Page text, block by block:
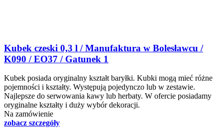
Kubek czeski 0,3 l / Manufaktura w Bolesławcu /
K090 / EO37 / Gatunek 1
Kubek posiada oryginalny kształt baryłki. Kubki mogą mieć różne
pojemności i kształty. Występują pojedynczo lub w zestawie.
Najlepsze do serwowania kawy lub herbaty. W ofercie posiadamy
oryginalne kształty i duży wybór dekoracji.
Na zamówienie
zobacz szczegóły